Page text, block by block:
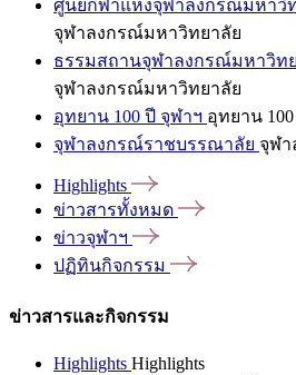
ศูนย์กีฬาแห่งจุฬาลงกรณ์มหาวิ
จุฬาลงกรณ์มหาวิทยาลัย
ธรรมสถานจุฬาลงกรณ์มหาวิท
จุฬาลงกรณ์มหาวิทยาลัย
อุทยาน 100 ปี จุฬาฯ อุทยาน
จุฬาลงกรณ์ราชบรรณาลัย จุฬ
Highlights
ข่าวสารทั้งหมด
ข่าวจุฬาฯ
ปฏิทินกิจกรรม
ข่าวสารและกิจกรรม
Highlights Highlights